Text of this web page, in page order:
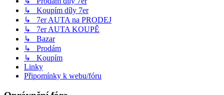
↳ Koupím díly 7er
↳ 7er AUTA na PRODEJ
↳ 7er AUTA KOUPĚ
↳ Bazar
↳ Prodám
↳ Koupím
Linky
Připomínky k webu/fóru